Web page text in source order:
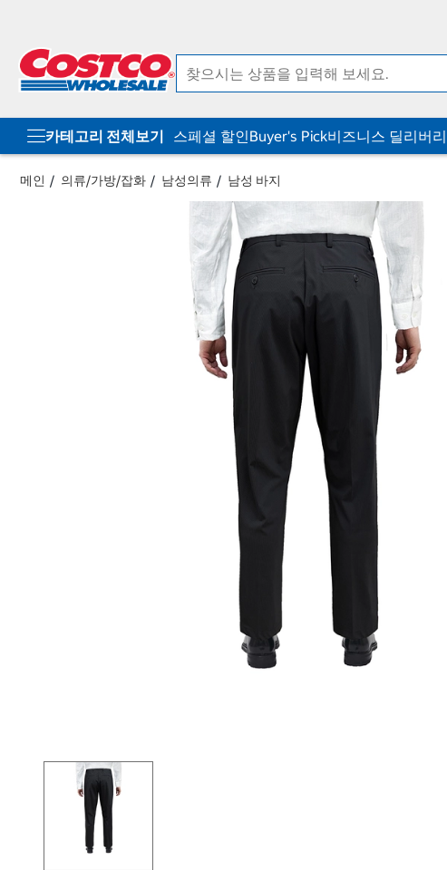
카테고리 전체보기 스페셜 할인Buyer's Pick비즈니스 딜리버리
메인 의류/가방/잡화 남성의류 남성 바지